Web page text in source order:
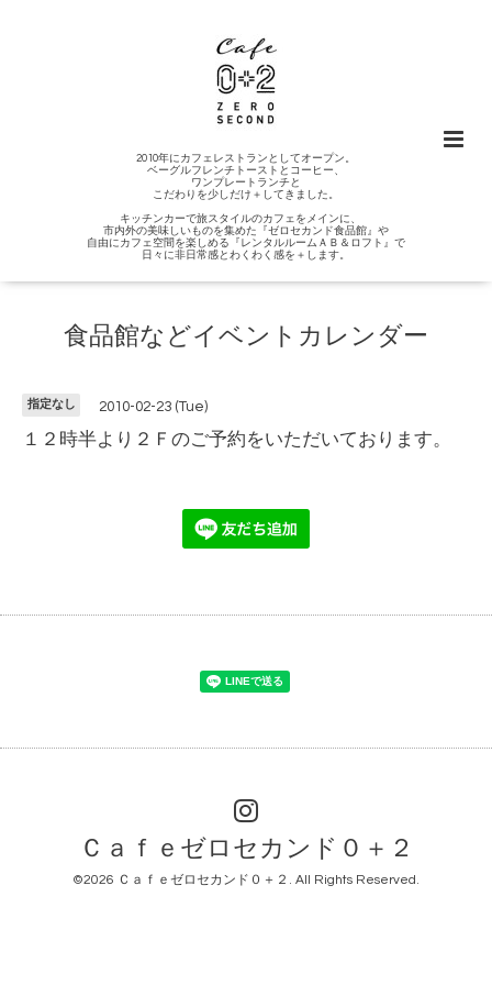
2010年にカフェレストランとしてオープン。
ベーグルフレンチトーストとコーヒー、
ワンプレートランチと
こだわりを少しだけ＋してきました。
キッチンカーで旅スタイルのカフェをメインに、
市内外の美味しいものを集めた『ゼロセカンド食品館』や
自由にカフェ空間を楽しめる『レンタルルームＡＢ＆ロフト』で
日々に非日常感とわくわく感を＋します。
食品館などイベントカレンダー
指定なし 2010-02-23 (Tue)
１２時半より２Ｆのご予約をいただいております。
Ｃａｆｅゼロセカンド０＋２
©2026 Ｃａｆｅゼロセカンド０＋２ . All Rights Reserved.